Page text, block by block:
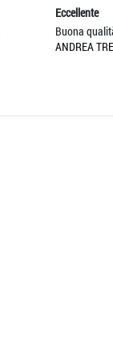
Eccellente
Buona
ANDREA